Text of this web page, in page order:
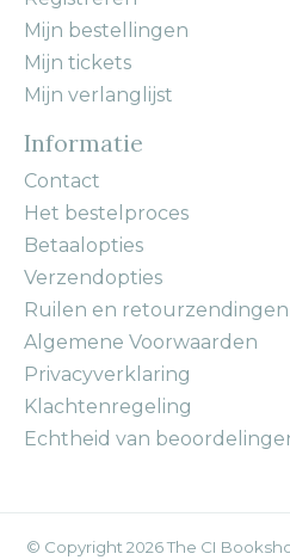
Mijn bestellingen
Mijn tickets
Mijn verlanglijst
Informatie
Contact
Het bestelproces
Betaalopties
Verzendopties
Ruilen en retourzendingen
Algemene Voorwaarden
Privacyverklaring
Klachtenregeling
Echtheid van
© Copyright 2026 The CI